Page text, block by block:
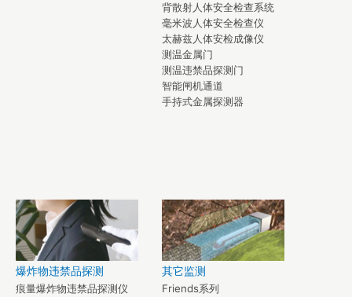
背散射人体安全检查系统
毫米波人体安全检查仪
太赫兹人体安检成像仪
测温金属门
测温违禁品探测门
智能闸机通道
手持式金属探测器
爆炸物违禁品探测
痕量爆炸物违禁品探测仪
其它监测
Friends系列